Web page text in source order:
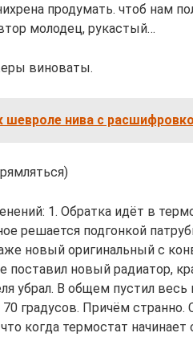
продумать. чтоб нам
молодец, рукастый…
виноваты.
нива с
1. Обратка идёт в
решается подгонкой
новый оригинальный с
поставил новый радиатор,
убрал. В общем пустил
градусов. Причём странно.
когда термостат начинает